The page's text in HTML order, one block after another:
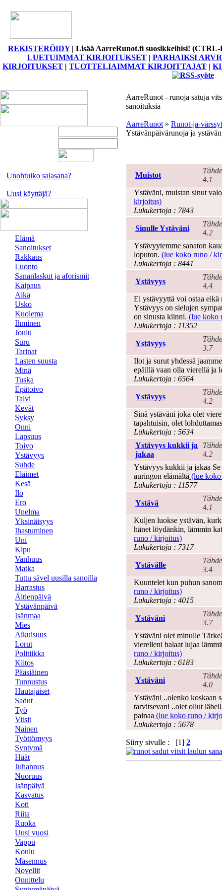
REKISTERÖIDY| Lisää AarreRunot.fi suosikkeihisi!
LUETUIMMAT KIRJOITUKSET| PARHAIKSI
KIRJOITUKSET | TUOTTELIAIMMAT KIRJOITTAJAT |
Unohtuiko salasana?
Uusi käyttäjä?
Elämä
Sanoitukset
Rakkaus
Luonto
Sananlaskut ja aforismit
Kaipaus
Aika
Usko
Kuolema
Ihminen
Joulu
Suru
Tarinat
Lasten suusta
Minä
Tuska
Epätoivo
Talvi
Kevät
Syksy
Onni
Lapsuus
Toivo
Ystävyys
Suhde
Eläimet
Kesä
Ilo
Ero
Unelma
Yksinäisyys
Ihastuminen
Uni
Kipu
Vanhuus
Matka
Tuttu sävel uusilla sanoilla
Harrastus
Äitienpäivä
Ystävänpäivä
Isänmaa
Mies
Aikuisuus
Lorut
Politiikka
Kiitos
Pääsiäinen
Tunnustus
Hautajaiset
Sadut
Työ
Vitsit
Nainen
Työttömyys
Syntymä
Häät
Juhannus
Nuoruus
Isänpäivä
Kasvatus
Koti
Riita
Ruoka
Uusi vuosi
Vappu
Koulu
Masennus
Novellit
Onnittelu
AarreRunot - runoja satuja
sanoituksia
AarreRunot » Runot-ja-värssyt
Ystävänpäivärunoja ja
Muistot
4.1
Ystäväni, muistan sinut
kirjoitus)
Lukukertoja : 7843
Sinulle Ystäväni
4.2
Ystävyytemme sanaton
loputon. (lue koko runo /
Lukukertoja : 8441
Ystävyys
4.4
Ei ystävyyttä voi ostaa
Ystävyys on sielujen
on sinusta kiinni. (lue koko
Lukukertoja : 11352
Ystävyys
3.7
Ilot ja surut yhdessä
epäillä vaan olla vierellä ja
Lukukertoja : 6564
Ystävyys
4.2
Sinä ystäväni joka olet
tapahtuisin, olet
Lukukertoja : 5634
Ystävyys kukkii ja
jakaa
4.2
Ystävyys kukkii ja jakaa Se
auringon elämältä (lue
Lukukertoja : 11577
Ystävä
4.1
Kuljen luokse ystävän,
hänet löydänkin, lämmin
runo / kirjoitus)
Lukukertoja : 7317
Ystävälle
3.4
Kuuntelet kun puhun
runo / kirjoitus)
Lukukertoja : 4015
Ystäväni
3.7
Ystäväni olet minulle
vierelleni halaat lujaa
runo / kirjoitus)
Lukukertoja : 6183
Ystäväni
4.0
Ystäväni ..olenko koskaan
tarvitsevani ..olet ollut
painaa (lue koko runo /
Lukukertoja : 5678
Siirry sivulle : [1] 2